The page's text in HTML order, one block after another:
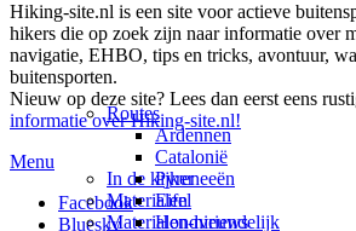
Hiking-site.nl is een site voor actieve
hikers die op zoek zijn naar informatie over
navigatie, EHBO, tips en tricks, avontuur,
buitensporten.
Nieuw op deze site? Lees dan eerst eens
informatie over Hiking-site.nl!
Menu
Facebook
Bluesky
In de kijker
Materialen
Materialen-nieuws
Routes
Ardennen
Catalonië
Pyreneeën
Eifel
Hondvriendelijk